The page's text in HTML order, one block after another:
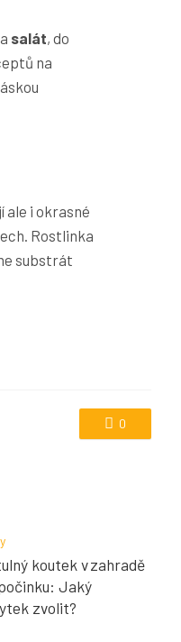
salát, do
na
ale i okrasné
Rostlinka
substrát
0
koutek v zahradě
Jaký
zvolit?